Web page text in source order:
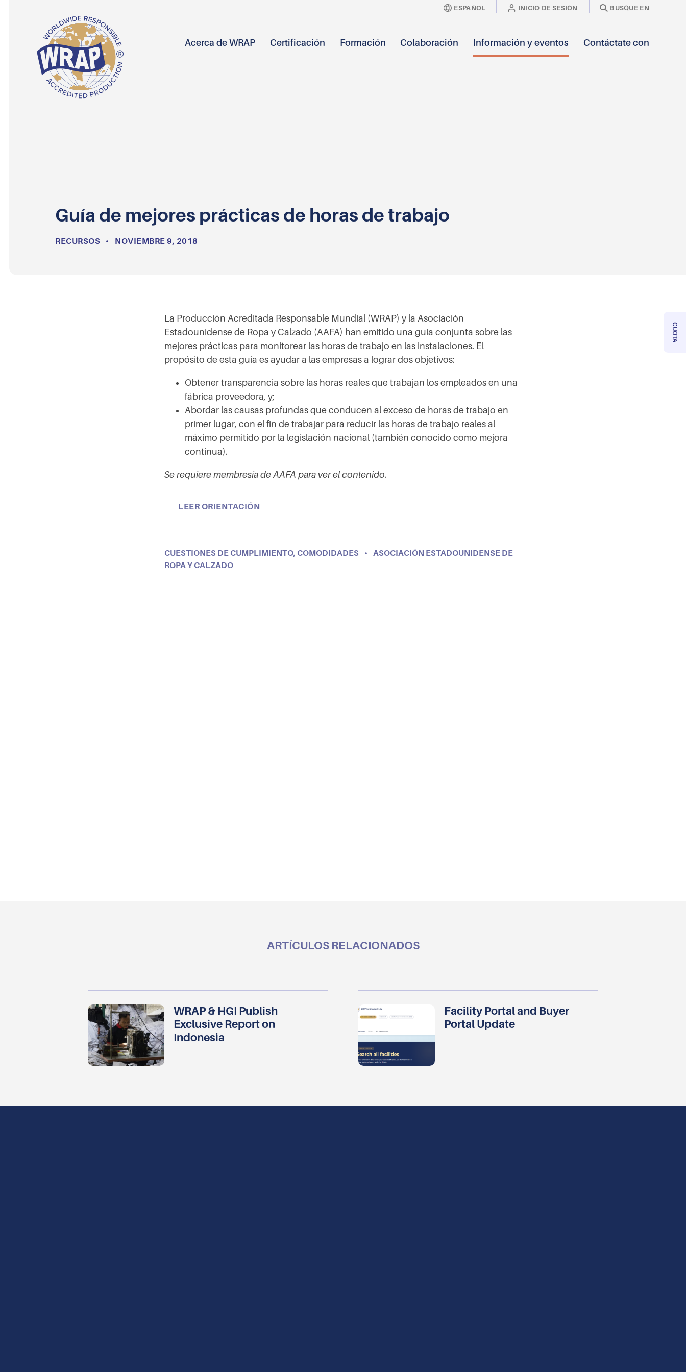
Acerca de WRAP Certificación Formación Colaboración Información y eventos Contáctate con
ESPAÑOL INICIO DE SESIÓN BUSQUE EN
Guía de mejores prácticas de horas de trabajo
RECURSOS • NOVIEMBRE 9, 2018
La Producción Acreditada Responsable Mundial (WRAP) y la Asociación
Estadounidense de Ropa y Calzado (AAFA) han emitido una guía conjunta sobre las
mejores prácticas para monitorear las horas de trabajo en las instalaciones. El
propósito de esta guía es ayudar a las empresas a lograr dos objetivos:
Obtener transparencia sobre las horas reales que trabajan los empleados en una
fábrica proveedora, y;
Abordar las causas profundas que conducen al exceso de horas de trabajo en
primer lugar, con el fin de trabajar para reducir las horas de trabajo reales al
máximo permitido por la legislación nacional (también conocido como mejora
continua).
Se requiere membresía de AAFA para ver el contenido.
LEER ORIENTACIÓN
CUESTIONES DE CUMPLIMIENTO, COMODIDADES •
ASOCIACIÓN ESTADOUNIDENSE DE
ROPA Y CALZADO
CUOTA
ARTÍCULOS RELACIONADOS
WRAP & HGI Publish
Exclusive Report on
Indonesia
Facility Portal and Buyer
Portal Update